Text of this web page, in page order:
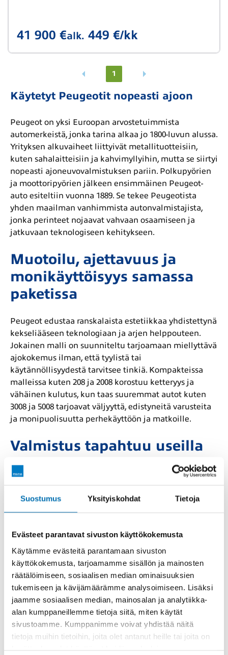
Suostumus Yksityiskohdat Tietoja
Evästeet parantavat sivuston käyttökokemusta
Käytämme evästeitä parantamaan sivuston
käyttökokemusta, tarjoamamme sisällön ja mainosten
räätälöimiseen, sosiaalisen median ominaisuuksien
tukemiseen ja kävijämäärämme analysoimiseen. Lisäksi
jaamme sosiaalisen median, mainosalan ja analytiikka-
alan kumppaneillemme tietoja siitä, miten käytät
sivustoamme. Kumppanimme voivat yhdistää näitä
tietoja muihin tietoihin, joita olet antanut heille tai joita on
41 900 €alk. 449 €/kk
1
Käytetyt Peugeotit nopeasti ajoon
Peugeot on yksi Euroopan arvostetuimmista
automerkeistä, jonka tarina alkaa jo 1800-luvun alussa.
Yrityksen alkuvaiheet liittyivät metallituotteisiin,
kuten sahalaitteisiin ja kahvimyllyihin, mutta se siirtyi
nopeasti ajoneuvovalmistuksen pariin. Polkupyörien
ja moottoripyörien jälkeen ensimmäinen Peugeot-
auto esiteltiin vuonna 1889. Se tekee Peugeotista
yhden maailman vanhimmista autonvalmistajista,
jonka perinteet nojaavat vahvaan osaamiseen ja
jatkuvaan teknologiseen kehitykseen.
Muotoilu, ajettavuus ja
monikäyttöisyys samassa
paketissa
Peugeot edustaa ranskalaista estetiikkaa yhdistettynä
kekseliääseen teknologiaan ja arjen helppouteen.
Jokainen malli on suunniteltu tarjoamaan miellyttävä
ajokokemus ilman, että tyylistä tai
käytännöllisyydestä tarvitsee tinkiä. Kompakteissa
malleissa kuten 208 ja 2008 korostuu ketteryys ja
vähäinen kulutus, kun taas suuremmat autot kuten
3008 ja 5008 tarjoavat väljyyttä, edistyneitä varusteita
ja monipuolisuutta perhekäyttöön ja matkoille.
Valmistus tapahtuu useilla
mantereilla
tuotantoverkosto on laajentunut kattamaan suuren
osan Eurooppaa. Autoja valmistetaan muun muassa
mutta myös Etelä-Amerikassa ja Aasiassa. Näin
valmistus voidaan mukauttaa eri markkinoiden
tarpeisiin ja logistiikkaan tehokkaasti.
Peugeotin suosituimmat mallit
kattavat koko ajotarpeiden kirjon
208 on omiaan tiiviiseen kaupunkiliikenteeseen, 308